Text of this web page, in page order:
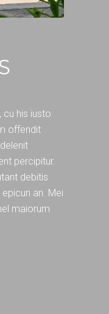
his iusto
offendit
percipitur.
debitis
an. Mei
maiorum